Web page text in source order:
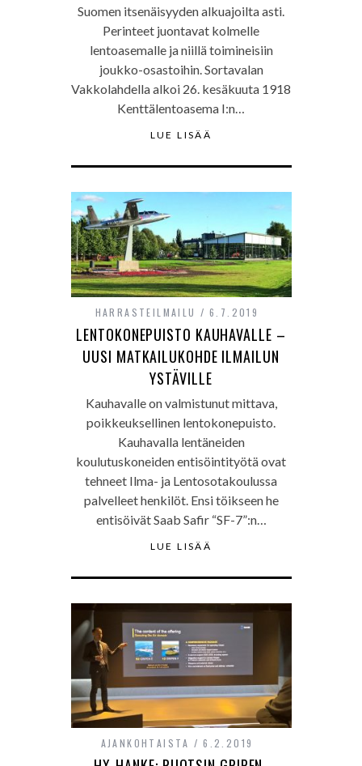
Suomen itsenäisyyden alkuajoilta asti.
Perinteet juontavat kolmelle
lentoasemalle ja niillä toimineisiin
joukko-osastoihin. Sortavalan
Vakkolahdella alkoi 26. kesäkuuta 1918
Kenttälentoasema I:n…
LUE LISÄÄ
HARRASTEILMAILU 6.7.2019
LENTOKONEPUISTO KAUHAVALLE –
UUSI MATKAILUKOHDE ILMAILUN
YSTÄVILLE
Kauhavalle on valmistunut mittava,
poikkeuksellinen lentokonepuisto.
Kauhavalla lentäneiden
koulutuskoneiden entisöintityötä ovat
tehneet Ilma- ja Lentosotakoulussa
palvelleet henkilöt. Ensi töikseen he
entisöivät Saab Safir “SF-7”:n…
LUE LISÄÄ
AJANKOHTAISTA 6.2.2019